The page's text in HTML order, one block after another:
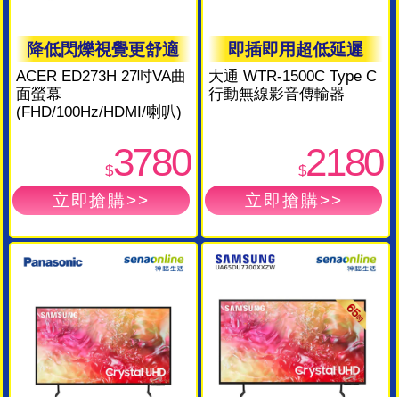
降低閃爍視覺更舒適
ACER ED273H 27吋VA曲
面螢幕
(FHD/100Hz/HDMI/喇叭)
$3780
即插即用超低延遲
大通 WTR-1500C Type C
行動無線影音傳輸器
$2180